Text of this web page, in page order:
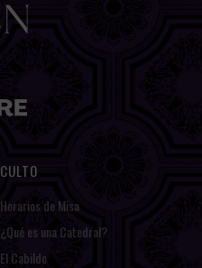
CULTO
Horarios de Misa
¿Qué es una Catedral?
El Cabildo